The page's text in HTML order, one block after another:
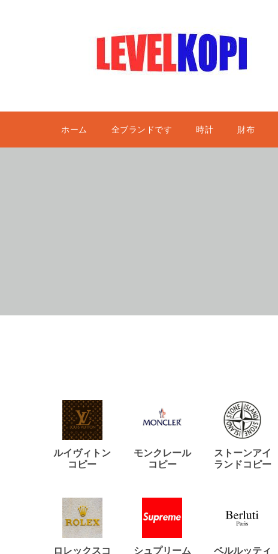
ホーム 全ブランドです 時計 財布
ルイヴィトン
コピー
モンクレール
コピー
ストーンアイ
ランドコピー
ロレックスコ
シュプリーム
ベルルッティ